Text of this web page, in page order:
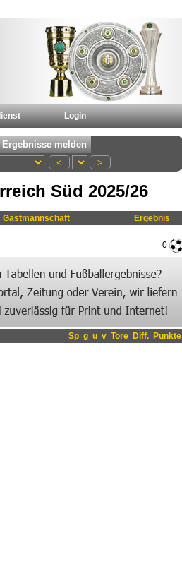
Login
Süd 2025/26
Gastmannschaft Ergebnis
0
Sp g u v Tore Diff. Punkte